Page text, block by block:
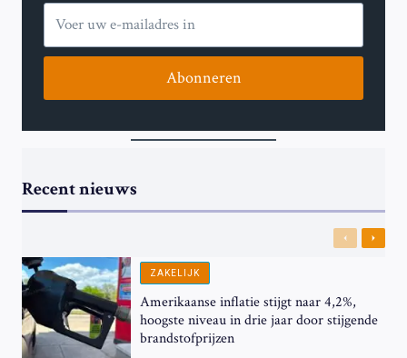
Abonneren
Recent nieuws
Previous
Next
ZAKELIJK
Amerikaanse inflatie stijgt naar 4,2%,
hoogste niveau in drie jaar door stijgende
brandstofprijzen